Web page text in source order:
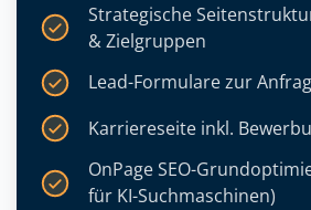
Strategische
& Zielgruppen
Lead-Formulare zur
Karriereseite inkl.
OnPage SEO-
für KI-Suchmaschinen)